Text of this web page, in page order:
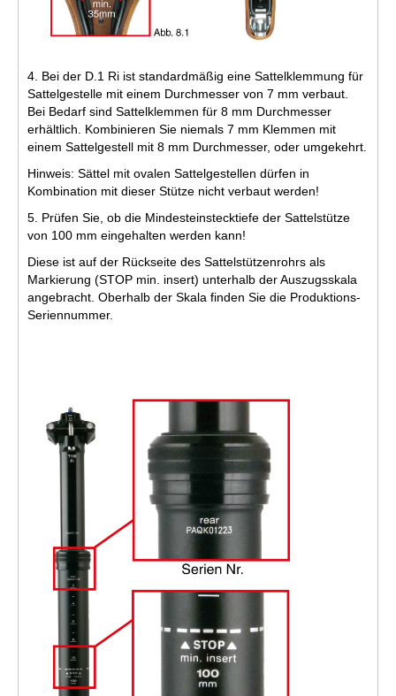
4. Bei der D.1 Ri ist standardmäßig eine Sattelklemmung für
Sattelgestelle mit einem Durchmesser von 7 mm verbaut.
Bei Bedarf sind Sattelklemmen für 8 mm Durchmesser
erhältlich. Kombinieren Sie niemals 7 mm Klemmen mit
einem Sattelgestell mit 8 mm Durchmesser, oder umgekehrt.
Hinweis: Sättel mit ovalen Sattelgestellen dürfen in
Kombination mit dieser Stütze nicht verbaut werden!
5. Prüfen Sie, ob die Mindesteinstecktiefe der Sattelstütze
von 100 mm eingehalten werden kann!
Diese ist auf der Rückseite des Sattelstützenrohrs als
Markierung (STOP min. insert) unterhalb der Auszugsskala
angebracht. Oberhalb der Skala finden Sie die Produktions-
Seriennummer.